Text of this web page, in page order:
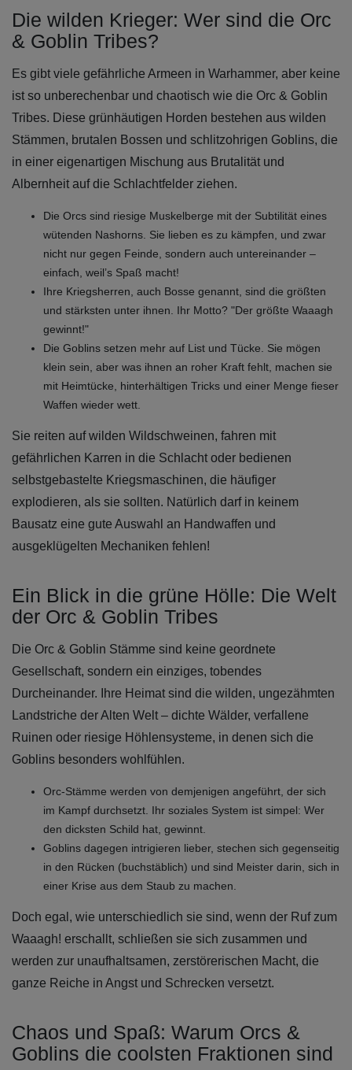
Die wilden Krieger: Wer sind die Orc
& Goblin Tribes?
Es gibt viele gefährliche Armeen in Warhammer, aber keine
ist so unberechenbar und chaotisch wie die Orc & Goblin
Tribes. Diese grünhäutigen Horden bestehen aus wilden
Stämmen, brutalen Bossen und schlitzohrigen Goblins, die
in einer eigenartigen Mischung aus Brutalität und
Albernheit auf die Schlachtfelder ziehen.
Die Orcs sind riesige Muskelberge mit der Subtilität eines
wütenden Nashorns. Sie lieben es zu kämpfen, und zwar
nicht nur gegen Feinde, sondern auch untereinander –
einfach, weil’s Spaß macht!
Ihre Kriegsherren, auch Bosse genannt, sind die größten
und stärksten unter ihnen. Ihr Motto? "Der größte Waaagh
gewinnt!"
Die Goblins setzen mehr auf List und Tücke. Sie mögen
klein sein, aber was ihnen an roher Kraft fehlt, machen sie
mit Heimtücke, hinterhältigen Tricks und einer Menge fieser
Waffen wieder wett.
Sie reiten auf wilden Wildschweinen, fahren mit
gefährlichen Karren in die Schlacht oder bedienen
selbstgebastelte Kriegsmaschinen, die häufiger
explodieren, als sie sollten. Natürlich darf in keinem
Bausatz eine gute Auswahl an Handwaffen und
ausgeklügelten Mechaniken fehlen!
Ein Blick in die grüne Hölle: Die Welt
der Orc & Goblin Tribes
Die Orc & Goblin Stämme sind keine geordnete
Gesellschaft, sondern ein einziges, tobendes
Durcheinander. Ihre Heimat sind die wilden, ungezähmten
Landstriche der Alten Welt – dichte Wälder, verfallene
Ruinen oder riesige Höhlensysteme, in denen sich die
Goblins besonders wohlfühlen.
Orc-Stämme werden von demjenigen angeführt, der sich
im Kampf durchsetzt. Ihr soziales System ist simpel: Wer
den dicksten Schild hat, gewinnt.
Goblins dagegen intrigieren lieber, stechen sich gegenseitig
in den Rücken (buchstäblich) und sind Meister darin, sich in
einer Krise aus dem Staub zu machen.
Doch egal, wie unterschiedlich sie sind, wenn der Ruf zum
Waaagh! erschallt, schließen sie sich zusammen und
werden zur unaufhaltsamen, zerstörerischen Macht, die
ganze Reiche in Angst und Schrecken versetzt.
Chaos und Spaß: Warum Orcs &
Goblins die coolsten Fraktionen sind